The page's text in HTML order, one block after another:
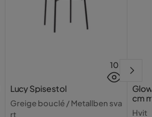
40 W
Moderne
Innendørs
10
Lucy Spisestol
Greige bouclé / Metallben sva
rt
cm
Hvit